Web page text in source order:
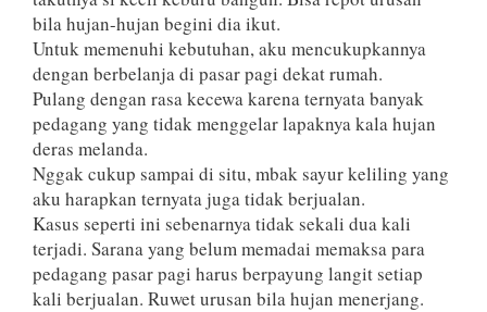
bila hujan-hujan begini dia ikut.
Untuk memenuhi kebutuhan, aku mencukupkannya
dengan berbelanja di pasar pagi dekat rumah.
Pulang dengan rasa kecewa karena ternyata banyak
pedagang yang tidak menggelar lapaknya kala hujan
deras melanda.
Nggak cukup sampai di situ, mbak sayur keliling yang
aku harapkan ternyata juga tidak berjualan.
Kasus seperti ini sebenarnya tidak sekali dua kali
terjadi. Sarana yang belum memadai memaksa para
pedagang pasar pagi harus berpayung langit setiap
kali berjualan. Ruwet urusan bila hujan menerjang.